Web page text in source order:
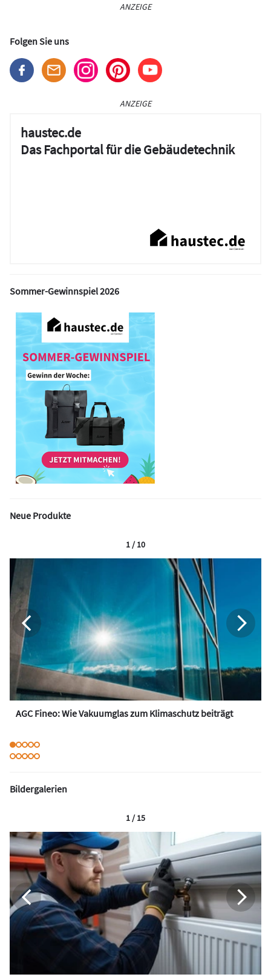
ANZEIGE
Folgen Sie uns
ANZEIGE
haustec.de
Das Fachportal für die Gebäudetechnik
Sommer-Gewinnspiel 2026
Neue Produkte
AGC Fineo: Wie Vakuumglas zum Klimaschutz beiträgt
1 / 10
Bildergalerien
1 / 15